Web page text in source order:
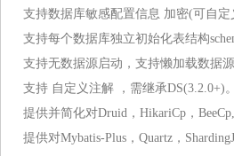
支持数据库敏感配置信息 加密(可自定
支持每个数据库独立初始化表结构
支持无数据源启动，支持懒加载数据
支持 自定义注解 ，需继承DS(3.2.0+)。
提供并简化对Druid，HikariCp，
提供对Mybatis-Plus，Quartz，